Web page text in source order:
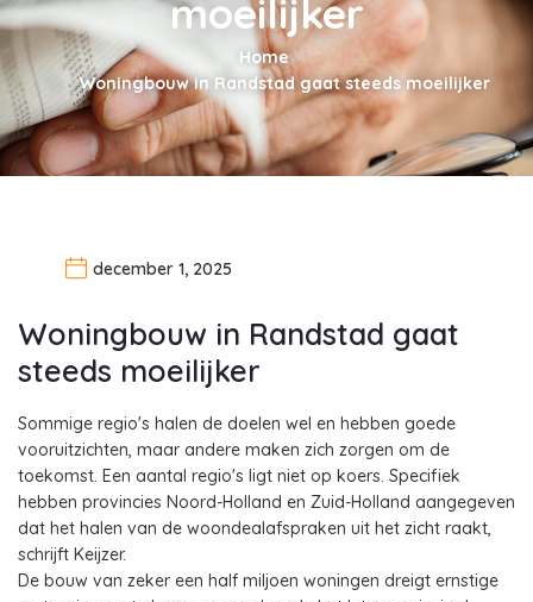
moeilijker
Home
Woningbouw in Randstad gaat steeds moeilijker
december 1, 2025
Woningbouw in Randstad gaat
steeds moeilijker
Sommige regio's halen de doelen wel en hebben goede
vooruitzichten, maar andere maken zich zorgen om de
toekomst. Een aantal regio's ligt niet op koers. Specifiek
hebben provincies Noord-Holland en Zuid-Holland aangegeven
dat het halen van de woondealafspraken uit het zicht raakt,
schrijft Keijzer.
De bouw van zeker een half miljoen woningen dreigt ernstige